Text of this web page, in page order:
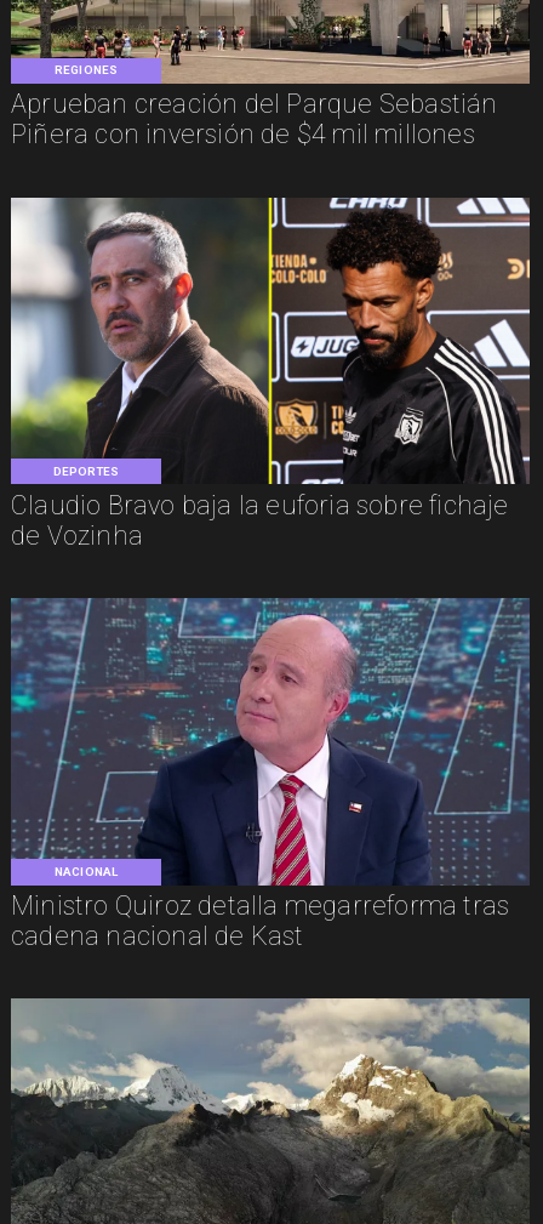
REGIONES
Aprueban creación del Parque Sebastián
Piñera con inversión de $4 mil millones
DEPORTES
Claudio Bravo baja la euforia sobre fichaje
de Vozinha
NACIONAL
Ministro Quiroz detalla megarreforma tras
cadena nacional de Kast